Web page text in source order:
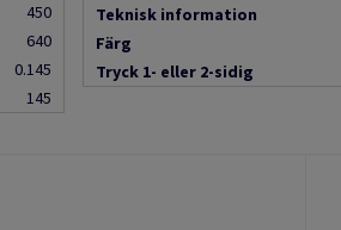
450
640
0.145
145
Teknisk information
Färg
Tryck 1- eller 2-sidig